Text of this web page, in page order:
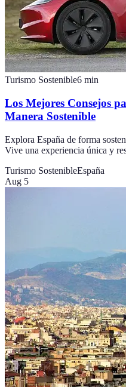
Turismo Sostenible6 min
Los Mejores Consejos
Manera Sostenible
Explora España de forma
Vive una experiencia única y
Turismo SostenibleEspaña
Aug 5